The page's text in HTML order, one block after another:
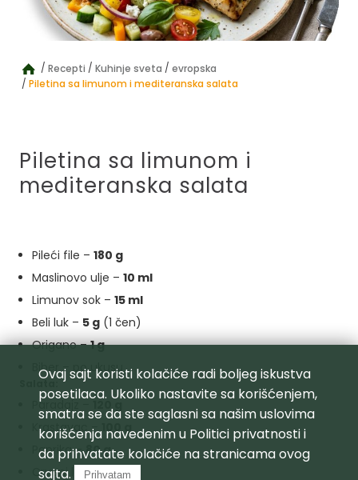
Recepti Kuhinje sveta
evropska
Piletina sa limunom i mediteranska salata
Piletina sa limunom i
mediteranska salata
Pileći file – 180 g
Maslinovo ulje – 10 ml
Limunov sok – 15 ml
Beli luk – 5 g (1 čen)
Origano –1 g
Biber – po ukusu
Paradajz –
120 g
Krastavac –100 g
Paprika –80 g
Crveni luk –30 g
Ovaj sajt koristi kolačiće radi boljeg iskustva
posetilaca. Ukoliko nastavite sa korišćenjem,
smatra se da ste saglasni sa našim uslovima
korišćenja navedenim u Politici privatnostii
da prihvatate kolačiće na stranicama ovog
sajta.
Prihvatam